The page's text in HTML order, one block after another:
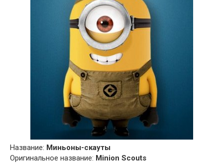
Название: Миньоны-скауты
Оригинальное название: Minion Scouts